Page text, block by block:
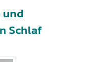
und
Schlaf